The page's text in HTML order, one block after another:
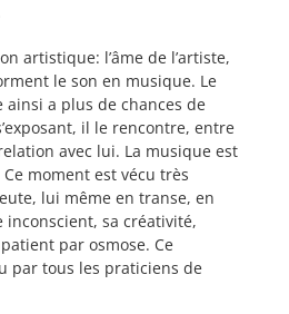
artistique: l’âme de l’artiste,
le son en musique. Le
ainsi a plus de chances de
il le rencontre, entre
avec lui. La musique est
moment est vécu très
lui même en transe, en
inconscient, sa créativité,
par osmose. Ce
par tous les praticiens de